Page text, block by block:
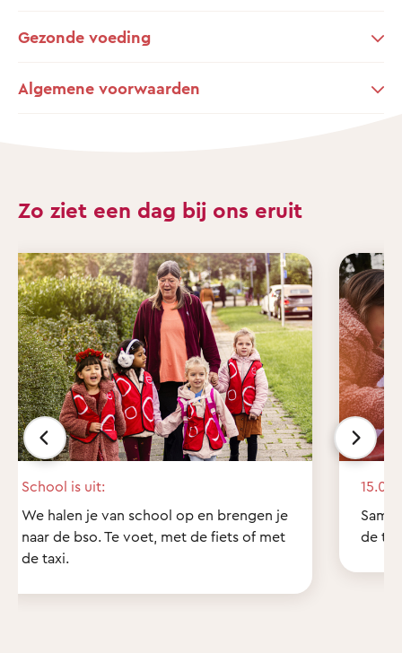
Gezonde voeding
Algemene voorwaarden
Zo ziet een dag bij ons eruit
School is uit:
We halen je van school op en brengen je
naar de bso. Te voet, met de fiets of met
de taxi.
15.00
de